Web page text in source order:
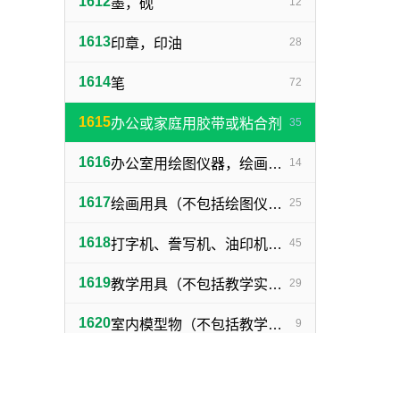
墨，砚
1613印章，印油 28
1614笔 72
1615办公或家庭用胶带或粘合剂 35
1616 办公室用绘图仪器，绘画仪器 14
1617 绘画用具（不包括绘图仪器，笔） 25
1618 打字机、誊写机、油印机及其附件（包括印刷铅字、印版） 45
1619 教学用具（不包括教学实验用仪器） 29
1620 室内模型物（不包括教学用模型标本） 9